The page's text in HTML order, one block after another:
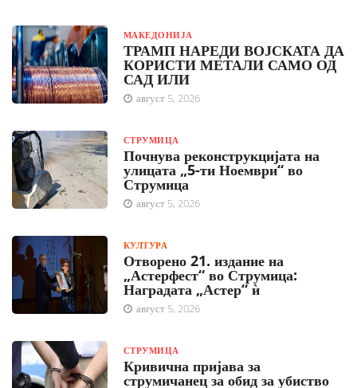
МАКЕДОНИЈА
ТРАМП НАРЕДИ ВОЈСКАТА ДА
КОРИСТИ МЕТАЛИ САМО ОД
САД ИЛИ
август 5, 2026
СТРУМИЦА
Почнува реконструкцијата на
улицата „5-ти Ноември“ во
Струмица
август 5, 2026
КУЛТУРА
Отворено 21. издание на
„Астерфест“ во Струмица:
Наградата „Астер“ ѝ
август 5, 2026
СТРУМИЦА
Кривична пријава за
струмичанец за обид за убиство